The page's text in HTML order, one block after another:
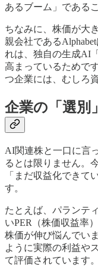
あるブーム」である
ちなみに、株価が大
親会社である
れは、独自の生成AI
高まっているためで
つ企業には、むしろ
企業の「選別
AI関連株と一口に言
るとは限りません。
「まだ収益化できて
す。
たとえば、パランテ
いPER（株価収益率
株価が伸び悩んでい
ように実際の利益や
て評価されています。